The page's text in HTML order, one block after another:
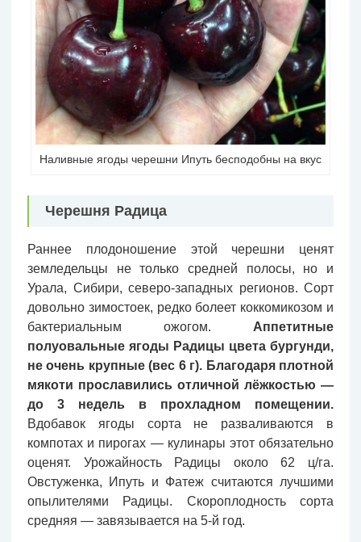
Наливные ягоды черешни Ипуть бесподобны на вкус
Черешня Радица
Раннее плодоношение этой черешни ценят
земледельцы не только средней полосы, но и
Урала, Сибири, северо-западных регионов. Сорт
довольно зимостоек, редко болеет коккомикозом и
бактериальным ожогом. Аппетитные
полуовальные ягоды Радицы цвета бургунди,
не очень крупные (вес 6 г). Благодаря плотной
мякоти прославились отличной лёжкостью —
до 3 недель в прохладном помещении.
Вдобавок ягоды сорта не разваливаются в
компотах и пирогах — кулинары этот обязательно
оценят. Урожайность Радицы около 62 ц/га.
Овстуженка, Ипуть и Фатеж считаются лучшими
опылителями Радицы. Скороплодность сорта
средняя — завязывается на 5-й год.